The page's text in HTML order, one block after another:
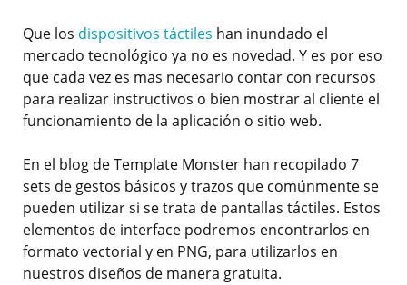
Que los dispositivos táctiles han inundado el
mercado tecnológico ya no es novedad. Y es por eso
que cada vez es mas necesario contar con recursos
para realizar instructivos o bien mostrar al cliente el
funcionamiento de la aplicación o sitio web.
En el blog de Template Monster han recopilado 7
sets de gestos básicos y trazos que comúnmente se
pueden utilizar si se trata de pantallas táctiles. Estos
elementos de interface podremos encontrarlos en
formato vectorial y en PNG, para utilizarlos en
nuestros diseños de manera gratuita.